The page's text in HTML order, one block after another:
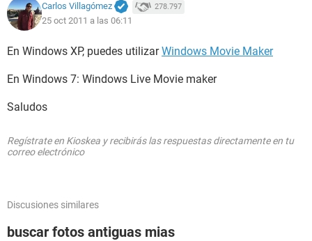
Carlos Villagómez 278.797
25 oct 2011 a las 06:11
En Windows XP, puedes utilizarWindows Movie Maker
En Windows 7: Windows Live Movie maker
Saludos
Regístrate en Kioskea y recibirás las respuestas directamente en tu
correo electrónico
Discusiones similares
buscar fotos antiguas mias